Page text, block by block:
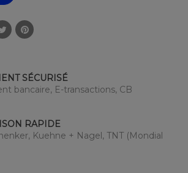
SÉCURISÉ
bancaire, E-transactions, CB
RAPIDE
Kuehne + Nagel, TNT (Mondial